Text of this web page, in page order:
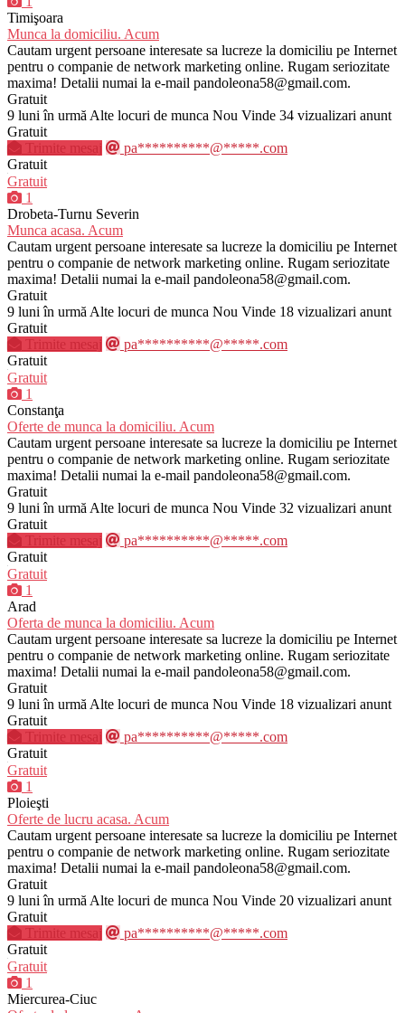
Timişoara
Munca la domiciliu. Acum
Cautam urgent persoane interesate sa lucreze la domiciliu pe Internet
pentru o companie de network marketing online. Rugam seriozitate
maxima! Detalii numai la e-mail pandoleona58@gmail.com.
Gratuit
9 luni în urmă Alte locuri de munca Nou Vinde 34 vizualizari anunt
Gratuit
Trimite mesaj
pa**********@*****.com
Gratuit
Gratuit
1
Drobeta-Turnu Severin
Munca acasa. Acum
Cautam urgent persoane interesate sa lucreze la domiciliu pe Internet
pentru o companie de network marketing online. Rugam seriozitate
maxima! Detalii numai la e-mail pandoleona58@gmail.com.
Gratuit
9 luni în urmă Alte locuri de munca Nou Vinde 18 vizualizari anunt
Gratuit
Trimite mesaj
pa**********@*****.com
Gratuit
Gratuit
1
Constanţa
Oferte de munca la domiciliu. Acum
Cautam urgent persoane interesate sa lucreze la domiciliu pe Internet
pentru o companie de network marketing online. Rugam seriozitate
maxima! Detalii numai la e-mail pandoleona58@gmail.com.
Gratuit
9 luni în urmă Alte locuri de munca Nou Vinde 32 vizualizari anunt
Gratuit
Trimite mesaj
pa**********@*****.com
Gratuit
Gratuit
1
Arad
Oferta de munca la domiciliu. Acum
Cautam urgent persoane interesate sa lucreze la domiciliu pe Internet
pentru o companie de network marketing online. Rugam seriozitate
maxima! Detalii numai la e-mail pandoleona58@gmail.com.
Gratuit
9 luni în urmă Alte locuri de munca Nou Vinde 18 vizualizari anunt
Gratuit
Trimite mesaj
pa**********@*****.com
Gratuit
Gratuit
1
Ploieşti
Oferte de lucru acasa. Acum
Cautam urgent persoane interesate sa lucreze la domiciliu pe Internet
pentru o companie de network marketing online. Rugam seriozitate
maxima! Detalii numai la e-mail pandoleona58@gmail.com.
Gratuit
9 luni în urmă Alte locuri de munca Nou Vinde 20 vizualizari anunt
Gratuit
Trimite mesaj
pa**********@*****.com
Gratuit
Gratuit
1
Miercurea-Ciuc